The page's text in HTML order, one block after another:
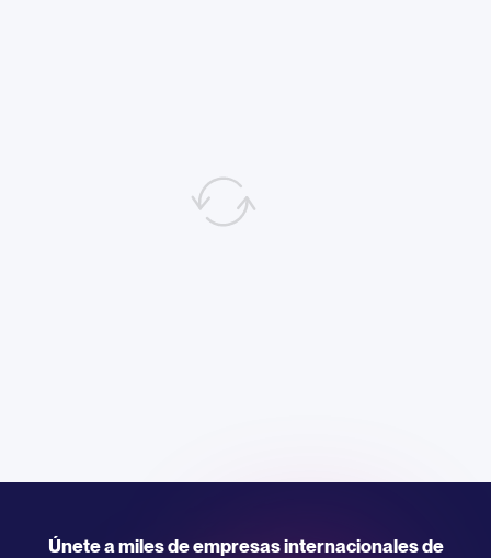
Únete a miles de empresas internacionales de